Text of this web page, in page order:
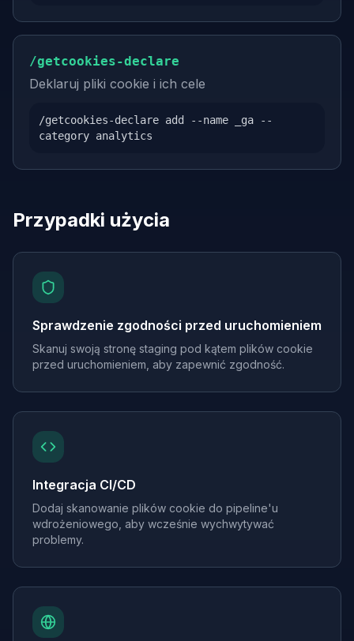
/getcookies-declare
Deklaruj pliki cookie i ich cele
/getcookies-declare add --name _ga --
category analytics
Przypadki użycia
Sprawdzenie zgodności przed uruchomieniem
Skanuj swoją stronę staging pod kątem plików cookie
przed uruchomieniem, aby zapewnić zgodność.
Integracja CI/CD
Dodaj skanowanie plików cookie do pipeline'u
wdrożeniowego, aby wcześnie wychwytywać
problemy.